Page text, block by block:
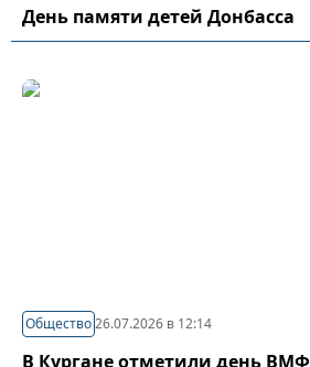
День памяти детей Донбасса
Общество26.07.2026 в 12:14
В Кургане отметили день ВМФ